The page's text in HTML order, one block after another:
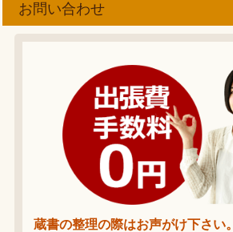
お問い合わせ
蔵書の整理の際はお声がけ下さい。